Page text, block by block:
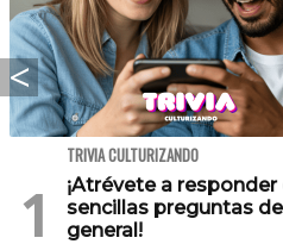
TRIVIA CULTURIZANDO
¡Atrévete a
sencillas preguntas
general!